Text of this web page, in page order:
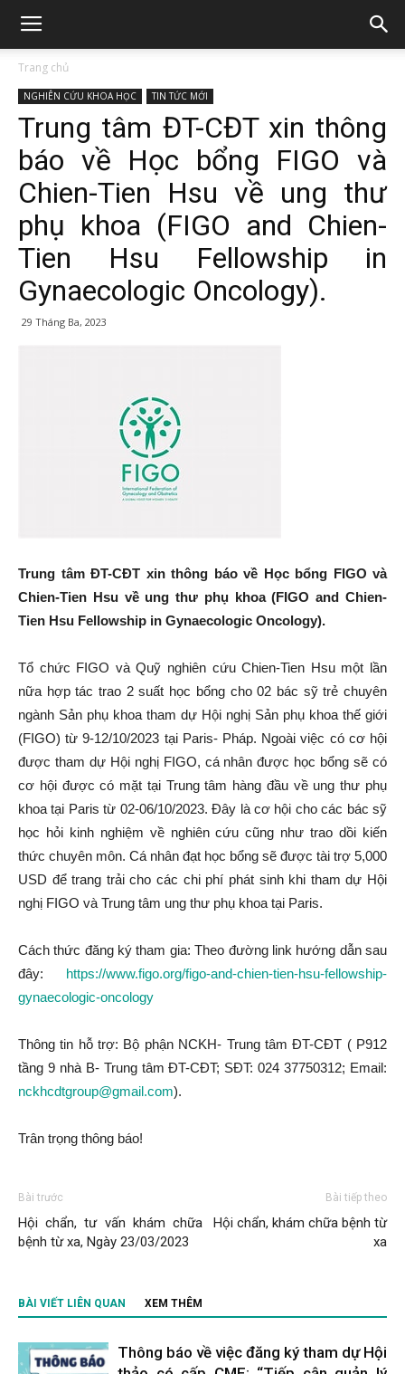
Trang chủ
NGHIÊN CỨU KHOA HỌC TIN TỨC MỚI
Trung tâm ĐT-CĐT xin thông
báo về Học bổng FIGO và
Chien-Tien Hsu về ung thư
phụ khoa (FIGO and Chien-
Tien Hsu Fellowship in
Gynaecologic Oncology).
29 Tháng Ba, 2023
Trung tâm ĐT-CĐT xin thông báo về Học bổng FIGO và
Chien-Tien Hsu về ung thư phụ khoa (FIGO and Chien-
Tien Hsu Fellowship in Gynaecologic Oncology).
Tổ chức FIGO và Quỹ nghiên cứu Chien-Tien Hsu một lần
nữa hợp tác trao 2 suất học bổng cho 02 bác sỹ trẻ chuyên
ngành Sản phụ khoa tham dự Hội nghị Sản phụ khoa thế giới
(FIGO) từ 9-12/10/2023 tại Paris- Pháp. Ngoài việc có cơ hội
được tham dự Hội nghị FIGO, cá nhân được học bổng sẽ có
cơ hội được có mặt tại Trung tâm hàng đầu về ung thư phụ
khoa tại Paris từ 02-06/10/2023. Đây là cơ hội cho các bác sỹ
học hỏi kinh nghiệm về nghiên cứu cũng như trao dồi kiến
thức chuyên môn. Cá nhân đạt học bổng sẽ được tài trợ 5,000
USD để trang trải cho các chi phí phát sinh khi tham dự Hội
nghị FIGO và Trung tâm ung thư phụ khoa tại Paris.
Cách thức đăng ký tham gia: Theo đường link hướng dẫn sau
đây: https://www.figo.org/figo-and-chien-tien-hsu-fellowship-
gynaecologic-oncology
Thông tin hỗ trợ: Bộ phận NCKH- Trung tâm ĐT-CĐT ( P912
tầng 9 nhà B- Trung tâm ĐT-CĐT; SĐT: 024 37750312; Email:
nckhcdtgroup@gmail.com).
Trân trọng thông báo!
Bài trước
Hội chẩn, tư vấn khám chữa
bệnh từ xa, Ngày 23/03/2023
Bài tiếp theo
Hội chẩn, khám chữa bệnh từ
xa
BÀI VIẾT LIÊN QUAN XEM THÊM
Thông báo về việc đăng ký tham dự Hội